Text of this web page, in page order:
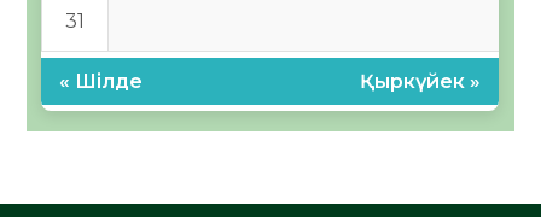
31
« Шілде Қыркүйек »